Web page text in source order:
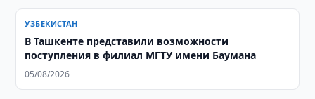
УЗБЕКИСТАН
В Ташкенте представили возможности
поступления в филиал МГТУ имени Баумана
05/08/2026